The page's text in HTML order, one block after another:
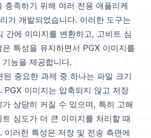
충족하기 위해 여러 전용 애플리케
가 개발되었습니다. 이러한 도구는
간에 이미지를 변환하고, 고비트 심
특성을 유지하면서 PGX 이미지를
능을 제공합니다.
된 중요한 과제 중 하나는 파일 크기
PGX 이미지는 압축되지 않고 저장
상당히 커질 수 있으며, 특히 고해
심도가 더 큰 이미지를 처리할 때
이러한 특성은 저장 및 전송 측면에